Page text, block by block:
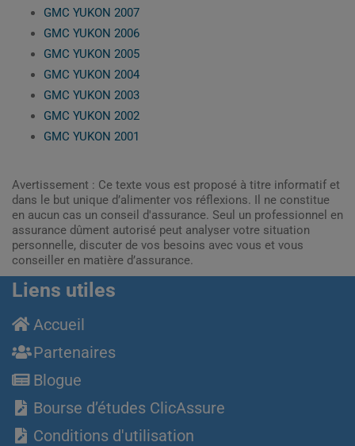
GMC YUKON 2007
GMC YUKON 2006
GMC YUKON 2005
GMC YUKON 2004
GMC YUKON 2003
GMC YUKON 2002
GMC YUKON 2001
Avertissement : Ce texte vous est proposé à titre informatif et
dans le but unique d’alimenter vos réflexions. Il ne constitue
en aucun cas un conseil d'assurance. Seul un professionnel en
assurance dûment autorisé peut analyser votre situation
personnelle, discuter de vos besoins avec vous et vous
conseiller en matière d’assurance.
Liens utiles
Accueil
Partenaires
Blogue
Bourse d’études ClicAssure
Conditions d'utilisation